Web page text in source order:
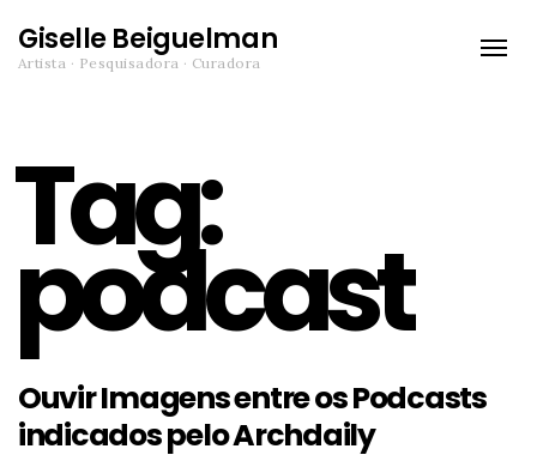
Giselle Beiguelman
Artista · Pesquisadora · Curadora
Toggle
Tag:
podcast
Ouvir Imagens entre os Podcasts
indicados pelo Archdaily